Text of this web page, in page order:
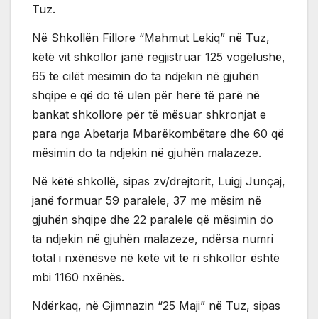
Tuz.
Në Shkollën Fillore “Mahmut Lekiq” në Tuz,
këtë vit shkollor janë regjistruar 125 vogëlushë,
65 të cilët mësimin do ta ndjekin në gjuhën
shqipe e që do të ulen për herë të parë në
bankat shkollore për të mësuar shkronjat e
para nga Abetarja Mbarëkombëtare dhe 60 që
mësimin do ta ndjekin në gjuhën malazeze.
Në këtë shkollë, sipas zv/drejtorit, Luigj Junçaj,
janë formuar 59 paralele, 37 me mësim në
gjuhën shqipe dhe 22 paralele që mësimin do
ta ndjekin në gjuhën malazeze, ndërsa numri
total i nxënësve në këtë vit të ri shkollor është
mbi 1160 nxënës.
Ndërkaq, në Gjimnazin “25 Maji” në Tuz, sipas